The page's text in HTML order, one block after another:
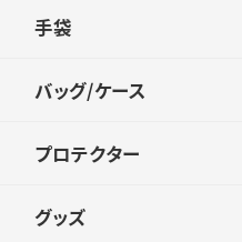
手袋
バッグ/ケース
プロテクター
グッズ